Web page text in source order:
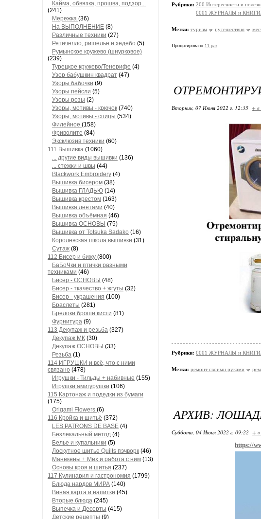
Кайма, обвязка, прошва, подзор...
(241)
Мережка (36)
На ВЫПОЛНЕНИЕ (8)
Различные техники (27)
Ретичелло, ришелье и хедебо (5)
Румынское кружево (шнурковое)
(239)
Турецкое кружево/Тенерифе (4)
Узор бабушкин квадрат (47)
Узоры бабочки (9)
Узоры пейсли (5)
Узоры розы (2)
Узоры, мотивы - крючок (740)
Узоры, мотивы - спицы (534)
Филейное (158)
Фриволите (84)
Эксклюзив техники (60)
111 Вышивка (1060)
... другие виды вышивки (136)
... стежки и швы (44)
Blackwork Embroidery (4)
Вышивка бисером (38)
Вышивка ГЛАДЬЮ (14)
Вышивка крестом (163)
Вышивка лентами (40)
Вышивка объёмная (46)
Вышивка ОСНОВЫ (75)
Вышивка от Totsuka Sadako (16)
Королевская школа вышивки (31)
Сутаж (8)
112 Бисер и бижу (800)
БаБоЧки и птички разными
техниками (46)
Бисер - ОСНОВЫ (48)
Бисер - ткачество + жгуты (32)
Бисер - украшения (100)
Браслеты (281)
Брелоки броши кисти (81)
Фурнитура (9)
113 Декупаж и резьба (327)
Декупаж МК (30)
Декупаж ОСНОВЫ (33)
Резьба (1)
114 ИГРУШКИ и всё, что с ними
связано (478)
Игрушки - Тильды + набивные (155)
Игрушки амигурушки (106)
115 Картонаж и подедки из бумаги
(175)
Origami Flowers (6)
116 Кройка и шитьё (372)
LES PATRONS DE BASE (4)
Безлекальный метод (4)
Белье и купальники (5)
Лоскутное шитье Quilts пэчворк (46)
Манекены + Мех и работа с ним (13)
Основы кроя и шитья (237)
117 Кулинария и гастрономия (1799)
Блюда нардов МИРА (140)
Виная карта и напитки (45)
Вторые блюда (245)
Выпечка и Десерты (415)
Детские рецепты (9)
Рубрики: 200 Интересности и
0001 ЖУРНАЛЫ и КНИГИ/
Метки: туризм путешествия
Процитировано 11 раз
Вторник, 07 Июня 2022 г. 12:35 + в
Рубрики: 0001 ЖУРНАЛЫ и КНИГИ/
Метки: ремонт своими руками
АРХИВ:
Суббота, 04 Июня 2022 г. 09:22 +
https://